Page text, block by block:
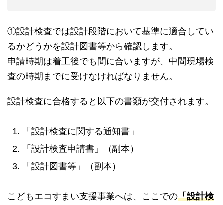
①設計検査では設計段階において基準に適合してい
るかどうかを設計図書等から確認します。
申請時期は着工後でも間に合いますが、中間現場検
査の時期までに受けなければなりません。
設計検査に合格すると以下の書類が交付されます。
「設計検査に関する通知書」
「設計検査申請書」（副本）
「設計図書等」（副本）
こどもエコすまい支援事業へは、ここでの「設計検